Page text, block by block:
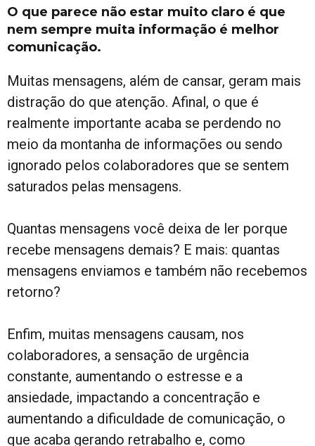
O que parece não estar muito claro é que
nem sempre muita informação é melhor
comunicação.
Muitas mensagens, além de cansar, geram mais
distração do que atenção. Afinal, o que é
realmente importante acaba se perdendo no
meio da montanha de informações ou sendo
ignorado pelos colaboradores que se sentem
saturados pelas mensagens.
Quantas mensagens você deixa de ler porque
recebe mensagens demais? E mais: quantas
mensagens enviamos e também não recebemos
retorno?
Enfim, muitas mensagens causam, nos
colaboradores, a sensação de urgência
constante, aumentando o estresse e a
ansiedade, impactando a concentração e
aumentando a dificuldade de comunicação, o
que acaba gerando retrabalho e, como